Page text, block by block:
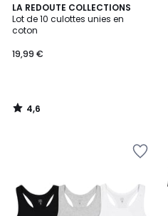
LA REDOUTE COLLECTIONS
Lot de 10 culottes unies en
coton
19,99 €
4,6
/ 5
4,6
/